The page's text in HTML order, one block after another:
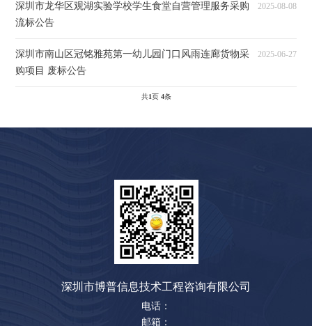
深圳市龙华区观湖实验学校学生食堂自营管理服务采购
流标公告
2025-08-08
深圳市南山区冠铭雅苑第一幼儿园门口风雨连廊货物采
购项目 废标公告
2025-06-27
共1页 4条
深圳市博普信息技术工程咨询有限公司
电话：
邮箱：